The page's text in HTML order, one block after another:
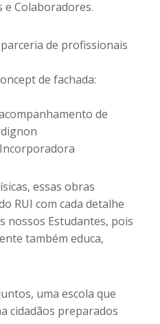
e Colaboradores.
de profissionais
de fachada:
de
essas obras
RUI com cada detalhe
nossos Estudantes, pois
também educa,
uma escola que
cidadãos preparados